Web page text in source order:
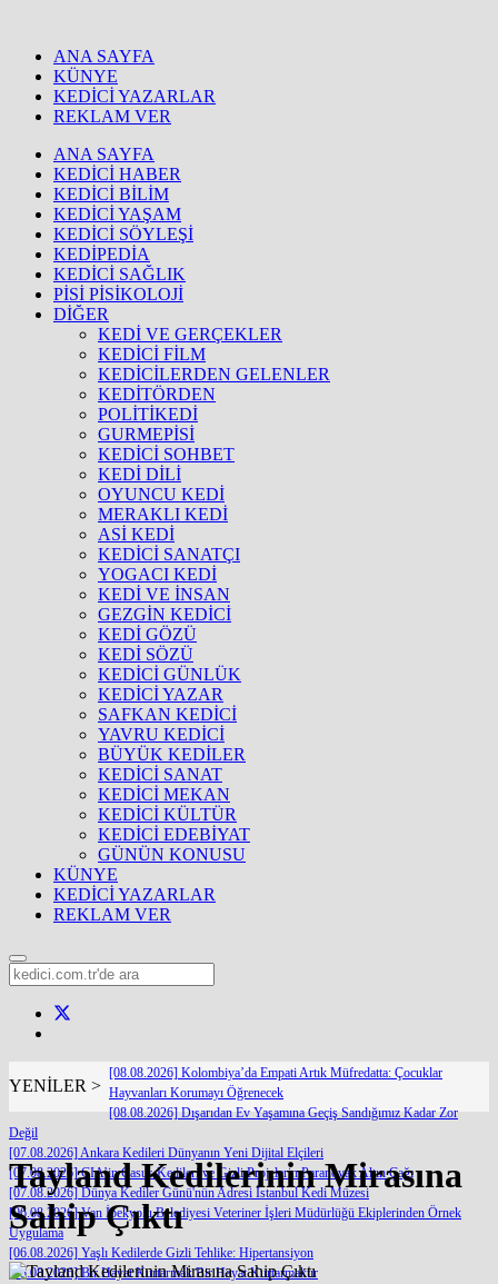
ANA SAYFA
KÜNYE
KEDİCİ YAZARLAR
REKLAM VER
ANA SAYFA
KEDİCİ HABER
KEDİCİ BİLİM
KEDİCİ YAŞAM
KEDİCİ SÖYLEŞİ
KEDİPEDİA
KEDİCİ SAĞLIK
PİSİ PİSİKOLOJİ
DİĞER
KEDİ VE GERÇEKLER
KEDİCİ FİLM
KEDİCİLERDEN GELENLER
KEDİTÖRDEN
POLİTİKEDİ
GURMEPİSİ
KEDİCİ SOHBET
KEDİ DİLİ
OYUNCU KEDİ
MERAKLI KEDİ
ASİ KEDİ
KEDİCİ SANATÇI
YOGACI KEDİ
KEDİ VE İNSAN
GEZGİN KEDİCİ
KEDİ GÖZÜ
KEDİ SÖZÜ
KEDİCİ GÜNLÜK
KEDİCİ YAZAR
SAFKAN KEDİCİ
YAVRU KEDİCİ
BÜYÜK KEDİLER
KEDİCİ SANAT
KEDİCİ MEKAN
KEDİCİ KÜLTÜR
KEDİCİ EDEBİYAT
GÜNÜN KONUSU
KÜNYE
KEDİCİ YAZARLAR
REKLAM VER
YENİLER >
[08.08.2026] Kolombiya’da Empati Artık Müfredatta: Çocuklar
Hayvanları Korumayı Öğrenecek
[08.08.2026] Dışarıdan Ev Yaşamına Geçiş Sandığımız Kadar Zor
Değil
[07.08.2026] Ankara Kedileri Dünyanın Yeni Dijital Elçileri
[07.08.2026] CIA’in Casus Kedileri ve Gizli Projelerin Paranoyak Altın Çağı
[07.08.2026] Dünya Kediler Günü'nün Adresi İstanbul Kedi Müzesi
[06.08.2026] Van İpekyolu Belediyesi Veteriner İşleri Müdürlüğü Ekiplerinden Örnek
Uygulama
[06.08.2026] Yaşlı Kedilerde Gizli Tehlike: Hipertansiyon
[05.08.2026] Bir Hayat Kurtarmak Bir Hayat Kurtarmaktır
Tayland Kedilerinin Mirasına
Sahip Çıktı